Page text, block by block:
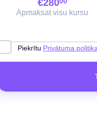
€280
Apmaksat visu kursu
Piekrītu Privātuma